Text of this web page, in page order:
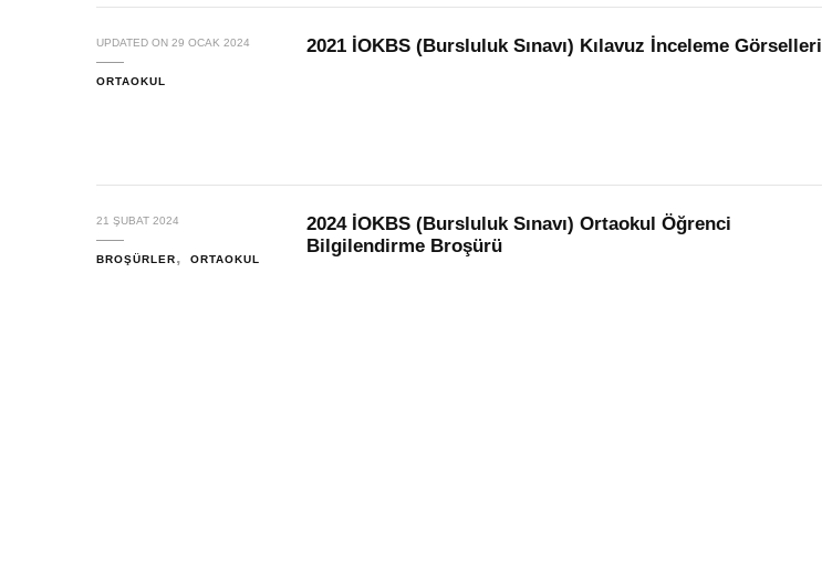
UPDATED ON 29 OCAK 2024
ORTAOKUL
2021 İOKBS (Bursluluk Sınavı) Kılavuz İnceleme Görselleri
21 ŞUBAT 2024
BROŞÜRLER ORTAOKUL
2024 İOKBS (Bursluluk Sınavı) Ortaokul Öğrenci
Bilgilendirme Broşürü